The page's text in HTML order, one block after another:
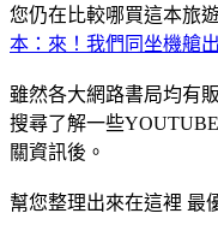
您仍在比較哪買這本旅
本：來！我們同坐機艙出
雖然各大網路書局均有
搜尋了解一些
關資訊後。
幫您整理出來在這裡 最